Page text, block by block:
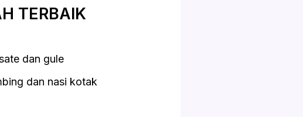
TERBAIK
dan gule
dan nasi kotak